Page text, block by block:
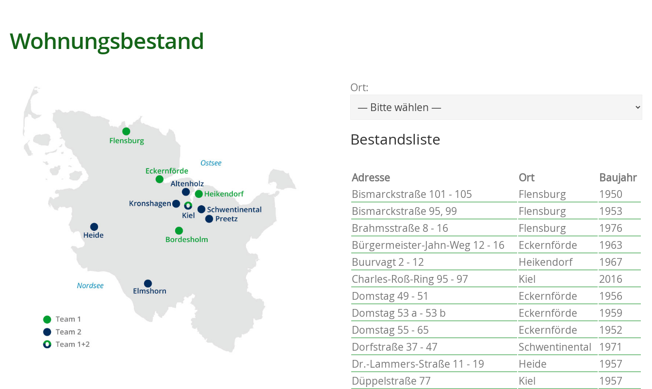
Wohnungsbestand
Ort:
Wählen Sie einen Ort, um zur entsprechenden Seite zu
Bestandsliste
Adresse Ort
Baujahr
Bismarckstraße 101 - 105
Flensburg
1950
Bismarckstraße 95, 99
Flensburg
1953
Brahmsstraße 8 - 16
Flensburg
1976
Bürgermeister-Jahn-Weg 12 - 16
Eckernförde
1963
Buurvagt 2 - 12
Heikendorf
1967
Charles-Roß-Ring 95 - 97
Kiel
2016
Domstag 49 - 51
Eckernförde
1956
Domstag 53 a - 53 b
Eckernförde
1959
Domstag 55 - 65
Eckernförde
1952
Dorfstraße 37 - 47
Schwentinental
1971
Dr.-Lammers-Straße 11 - 19
Heide
1957
Düppelstraße 77
Kiel
1957